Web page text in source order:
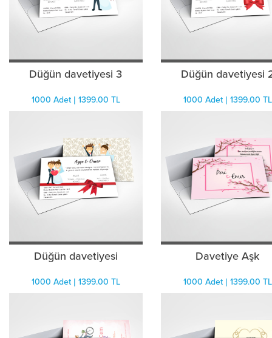
Düğün davetiyesi 3
1000 Adet | 1399.00 TL
Düğün davetiyesi
1000 Adet | 1399.00 TL
Düğün davetiyesi
1000 Adet | 1399.00 TL
Davetiye Aşk
1000 Adet | 1399.00 TL